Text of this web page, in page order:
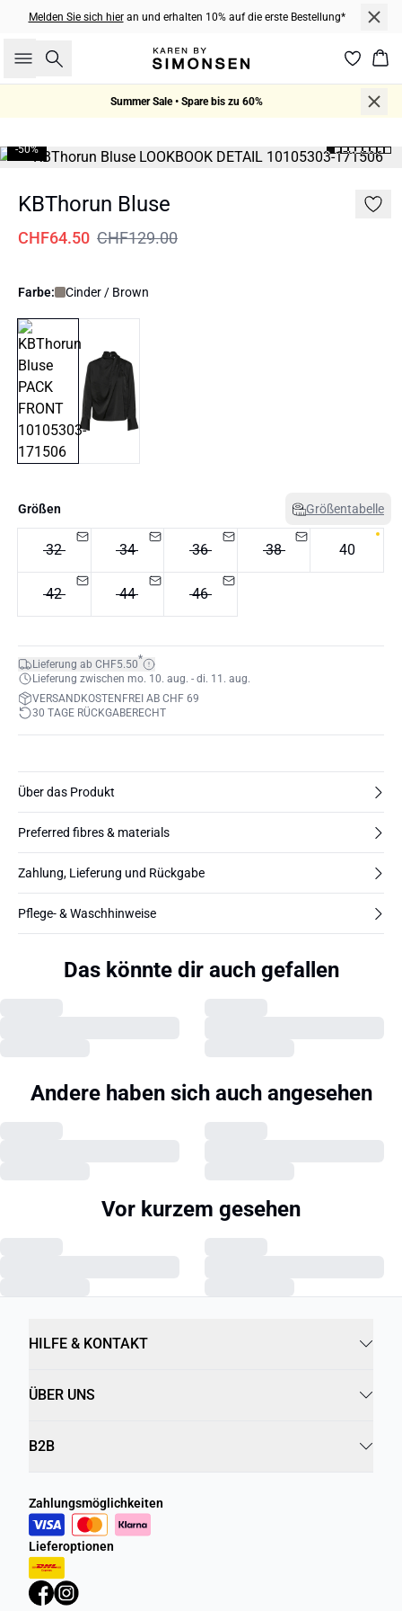
Melden Sie sich hieran und erhalten 10% auf die erste Bestellung*
Suche
Summer Sale • Spare bis zu 60%
-50%
KBThorun Bluse
CHF64.50 CHF129.00
Farbe: Cinder / Brown
Größen Größentabelle
32 34 36 38 40
42 44 46
Lieferung ab CHF5.50*
Lieferung zwischen mo. 10. aug. - di. 11. aug.
VERSANDKOSTENFREI AB CHF 69
30 TAGE RÜCKGABERECHT
Über das Produkt
Preferred fibres & materials
Zahlung, Lieferung und Rückgabe
Pflege- & Waschhinweise
Das könnte dir auch gefallen
Andere haben sich auch angesehen
Vor kurzem gesehen
HILFE & KONTAKT
ÜBER UNS
B2B
Zahlungsmöglichkeiten
Lieferoptionen